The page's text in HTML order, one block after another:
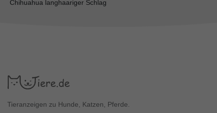
Chihuahua langhaariger Schlag
Tieranzeigen zu Hunde, Katzen, Pferde.